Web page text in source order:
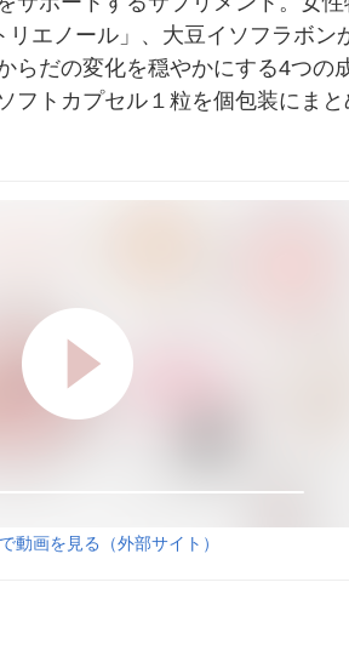
エノール」、大豆イソフラボ
らだの変化を穏やかにする4つの
フトカプセル１粒を個包装にま
動画を見る（外部サイト）